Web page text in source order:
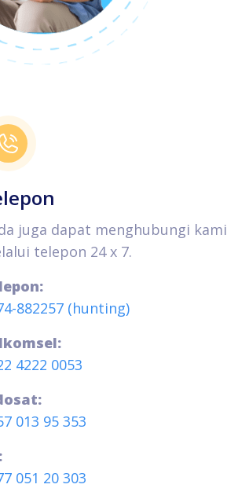
juga dapat menghubungi kami
telepon 24 x 7.
882257 (hunting)
4222 0053
013 95 353
051 20 303